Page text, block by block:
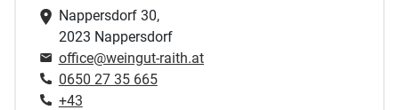
Nappersdorf 30,
2023 Nappersdorf
office@weingut-raith.at
0650 27 35 665
+43